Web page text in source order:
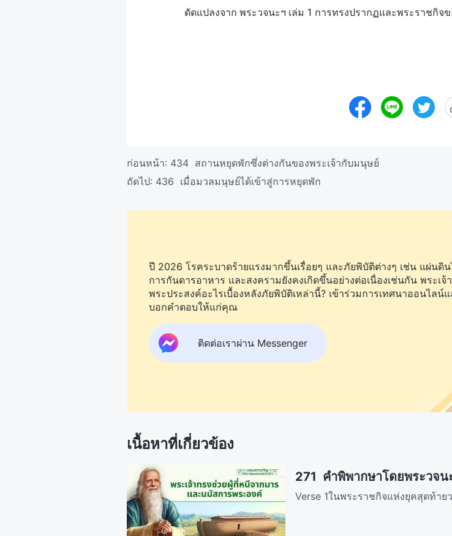
ดัดแปลงจาก พระวจนะฯ เล่ม 1 การทรงปรากฏและพระราชกิจ
ก่อนหน้า: 434 สถานหยุดพักซึ่งต่างกันของพระเจ้ากับมนุษย์
ถัดไป: 436 เมื่อมวลมนุษย์ได้เข้าสู่การหยุดพัก
ปี 2026 โรคระบาดร้ายแรงมากขึ้นเรื่อยๆ และภัยพิบัติต่างๆ เช่น แผ่นดิ
การกันดารอาหาร และสงครามยังคงเกิดขึ้นอย่างต่อเนื่องเช่นกัน พระเจ้
พระประสงค์อะไรเบื้องหลังภัยพิบัติเหล่านี้? เข้าร่วมการเทศนาออนไลน์แ
บอกคำตอบให้แก่คุณ
ติดต่อเราผ่าน Messenger
เนื้อหาที่เกี่ยวข้อง
271 คำพิพากษาโดยพระวจน
Verse 1ในพระราชกิจแห่งยุคสุดท้า